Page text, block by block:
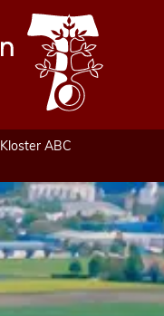
Kloster ABC